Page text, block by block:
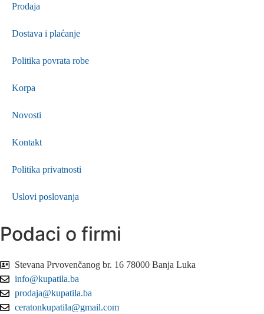
Prodaja
Dostava i plaćanje
Politika povrata robe
Korpa
Novosti
Kontakt
Politika privatnosti
Uslovi poslovanja
Podaci o firmi
Stevana Prvovenčanog br. 16 78000 Banja Luka
info@kupatila.ba
prodaja@kupatila.ba
ceratonkupatila@gmail.com